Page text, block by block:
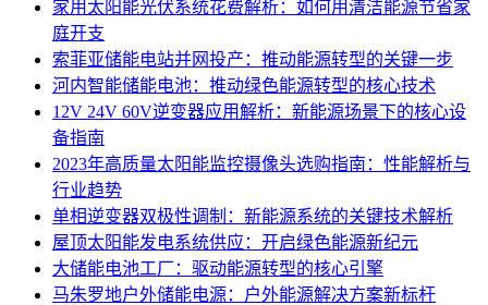
家用太阳能光伏系统花费解析：如何用清洁能源节省家
庭开支
索菲亚储能电站并网投产：推动能源转型的关键一步
河内智能储能电池：推动绿色能源转型的核心技术
12V 24V 60V逆变器应用解析：新能源场景下的核心设
备指南
2023年高质量太阳能监控摄像头选购指南：性能解析与
行业趋势
单相逆变器双极性调制：新能源系统的关键技术解析
屋顶太阳能发电系统供应：开启绿色能源新纪元
大储能电池工厂：驱动能源转型的核心引擎
马朱罗地户外储能电源：户外能源解决方案新标杆